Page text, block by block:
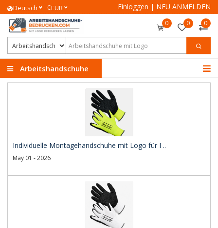
Deutsch €EUR Einloggen | NEU ANMELDEN
0 0 0
Arbeitshandschuhe
Individuelle Montagehandschuhe mit Logo für I ..
May 01 - 2026